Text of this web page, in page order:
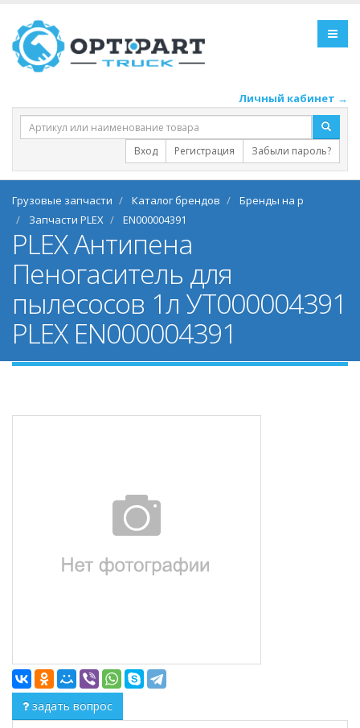
Личный кабинет →
Вход Регистрация Забыли пароль?
Грузовые запчасти Каталог брендов
Бренды на p
Запчасти PLEX
EN000004391
PLEX Антипена
Пеногаситель для
пылесосов 1л УТ000004391
PLEX EN000004391
задать вопрос